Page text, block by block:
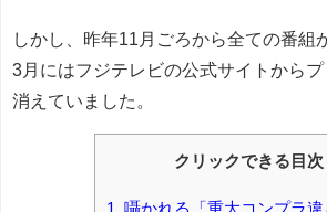
しかし、昨年11月ごろから全ての番組
3月にはフジテレビの公式サイトから
消えていました。
クリックできる目次
1. 囁かれる「重大コンプラ